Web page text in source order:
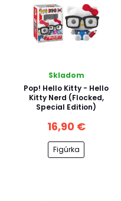
Skladom
Pop! Hello Kitty - Hello
Kitty Nerd (Flocked,
Special Edition)
16,90 €
Figúrka